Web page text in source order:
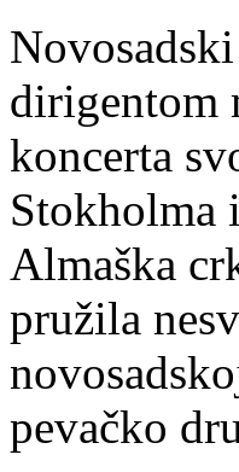
dirigentom
koncerta
Stokholma
Almaška
pružila
pevačko